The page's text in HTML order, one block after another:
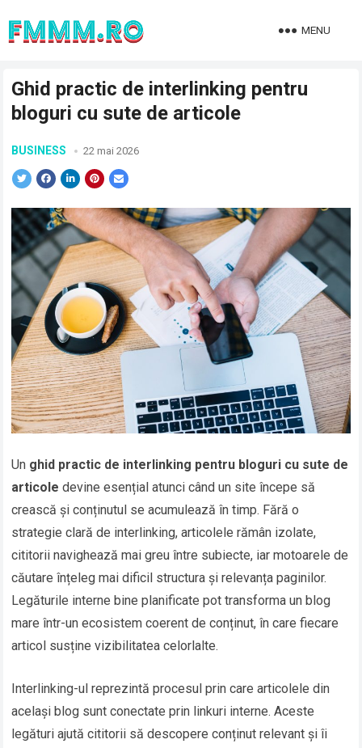
MENU
Ghid practic de interlinking pentru
bloguri cu sute de articole
BUSINESS 22 mai 2026
Un ghid practic de interlinking pentru bloguri cu sute de
articole devine esențial atunci când un site începe să
crească și conținutul se acumulează în timp. Fără o
strategie clară de interlinking, articolele rămân izolate,
cititorii navighează mai greu între subiecte, iar motoarele de
căutare înțeleg mai dificil structura și relevanța paginilor.
Legăturile interne bine planificate pot transforma un blog
mare într-un ecosistem coerent de conținut, în care fiecare
articol susține vizibilitatea celorlalte.
Interlinking-ul reprezintă procesul prin care articolele din
același blog sunt conectate prin linkuri interne. Aceste
legături ajută cititorii să descopere conținut relevant și îi